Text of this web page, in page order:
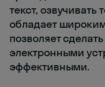
текст, озвучивать
обладает
позволяет
электронными
эффективными.